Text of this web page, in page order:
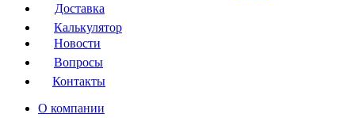
Доставка
Калькулятор
Новости
Вопросы
Контакты
О компании